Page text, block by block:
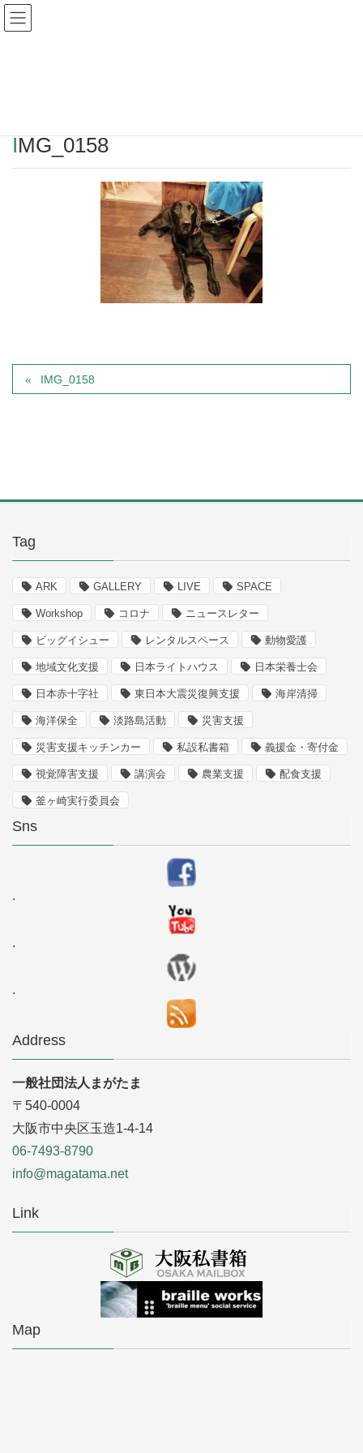
Warning
IMG_0158
IMG_0158
Tag
ARK GALLERY LIVE SPACE
Workshop コロナ ニュースレター
ビッグイシュー レンタルスペース 動物愛護
地域文化支援 日本ライトハウス 日本栄養士会
日本赤十字社 東日本大震災復興支援 海岸清掃
海洋保全 淡路島活動 災害支援
災害支援キッチンカー 私設私書箱 義援金・寄付金
視覚障害支援 講演会 農業支援 配食支援
釜ヶ崎実行委員会
Sns
.
.
.
Address
一般社団法人まがたま
〒540-0004
大阪市中央区玉造1-4-14
06-7493-8790
info@magatama.net
Link
Map